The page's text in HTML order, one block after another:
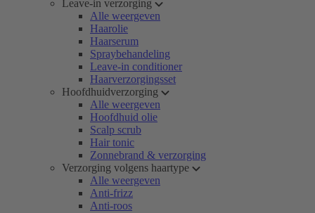
Leave-in verzorging
Alle weergeven
Haarolie
Haarserum
Spraybehandeling
Leave-in conditioner
Haarverzorgingsset
Hoofdhuidverzorging
Alle weergeven
Hoofdhuid olie
Scalp scrub
Hair tonic
Zonnebrand & verzorging
Verzorging volgens haartype
Alle weergeven
Anti-frizz
Anti-roos